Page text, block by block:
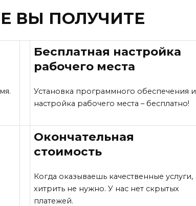
ВЫ ПОЛУЧИТЕ
Бесплатная настройка
рабочего места
Установка программного обеспечения и
настройка рабочего места – бесплатно!
Окончательная
стоимость
Когда оказываешь качественные услуги,
хитрить не нужно. У нас нет скрытых
платежей.